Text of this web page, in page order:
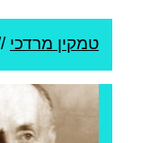
טמקין מרדכי